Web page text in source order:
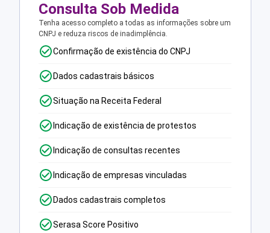
Consulta Sob Medida
Tenha acesso completo a todas as informações sobre um
CNPJ e reduza riscos de inadimplência.
Confirmação de existência do CNPJ
Dados cadastrais básicos
Situação na Receita Federal
Indicação de existência de protestos
Indicação de consultas recentes
Indicação de empresas vinculadas
Dados cadastrais completos
Serasa Score Positivo